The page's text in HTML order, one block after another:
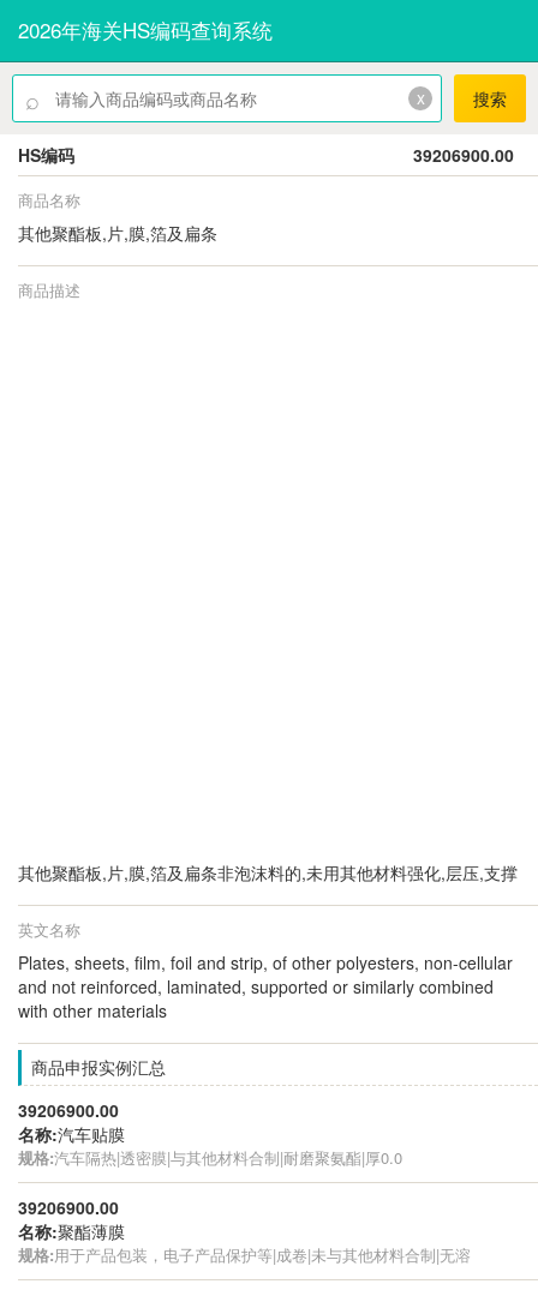
2026年海关HS编码查询系统
⌕ x 搜索
HS编码 39206900.00
商品名称
其他聚酯板,片,膜,箔及扁条
商品描述
其他聚酯板,片,膜,箔及扁条非泡沫料的,未用其他材料强化,层压,支撑
英文名称
Plates, sheets, film, foil and strip, of other polyesters, non-cellular
and not reinforced, laminated, supported or similarly combined
with other materials
商品申报实例汇总
39206900.00
名称:汽车贴膜
规格:汽车隔热|透密膜|与其他材料合制|耐磨聚氨酯|厚0.0
39206900.00
名称:聚酯薄膜
规格:用于产品包装，电子产品保护等|成卷|未与其他材料合制|无溶